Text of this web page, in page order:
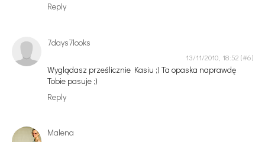
Reply
7days7looks
13/11/2010, 18:52
Wyglądasz prześlicznie Kasiu ;) Ta opaska naprawdę
Tobie pasuje ;)
Reply
Malena